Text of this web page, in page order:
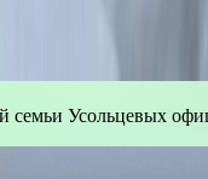
Усольцевых